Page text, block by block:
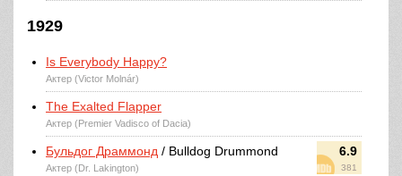
1929
Is Everybody Happy?
Актер (Victor Molnár)
The Exalted Flapper
Актер (Premier Vadisco of Dacia)
6.9
381
Бульдог Драммонд / Bulldog Drummond
Актер (Dr. Lakington)